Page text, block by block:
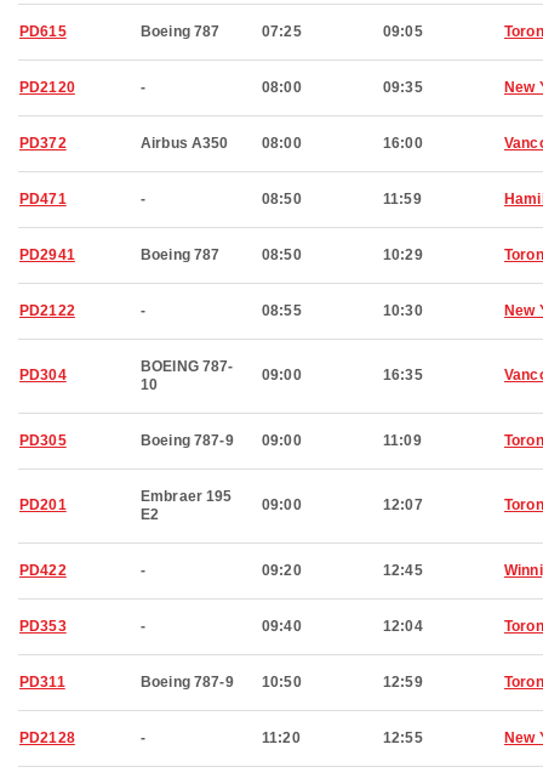
PD615 Boeing 787 07:25 09:05
PD2120 - 08:00 09:35 New
PD372 Airbus A350 08:00 16:00
PD471 - 08:50 11:59
PD2941 Boeing 787 08:50 10:29
PD2122 - 08:55 10:30 New
PD304
BOEING 787-
10
09:00 16:35
PD305 Boeing 787-9 09:00 11:09
PD201
Embraer 195
E2
09:00 12:07
PD422 - 09:20 12:45
PD353 - 09:40 12:04
PD311 Boeing 787-9 10:50 12:59
PD2128 - 11:20 12:55 New